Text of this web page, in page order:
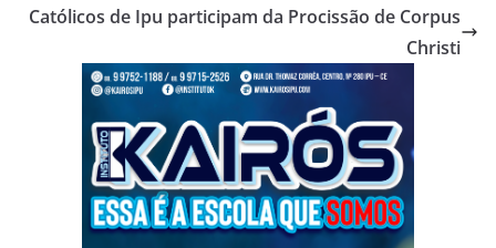
Católicos de Ipu participam da Procissão de Corpus
Christi